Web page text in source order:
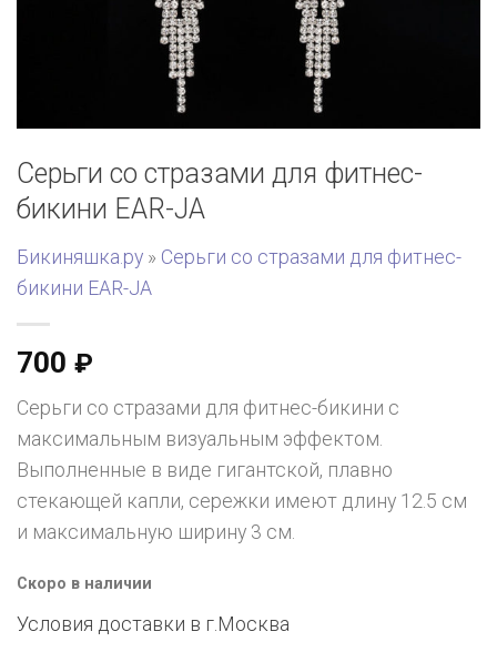
Серьги со стразами для фитнес-
бикини EAR-JA
Бикиняшка.ру » Серьги со стразами для фитнес-
бикини EAR-JA
700 ₽
Серьги со стразами для фитнес-бикини с
максимальным визуальным эффектом.
Выполненные в виде гигантской, плавно
стекающей капли, сережки имеют длину 12.5 см
и максимальную ширину 3 см.
Скоро в наличии
Условия доставки в г. Москва